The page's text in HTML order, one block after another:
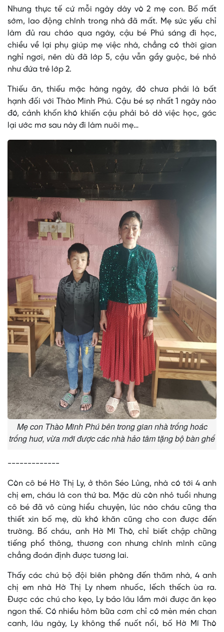
Nhưng thực tế cứ mỗi ngày dày vò 2 mẹ con. Bố mất
sớm, lao động chính trong nhà đã mất. Mẹ sức yếu chỉ
làm đủ rau cháo qua ngày, cậu bé Phú sáng đi học,
chiều về lại phụ giúp mẹ việc nhà, chẳng có thời gian
nghỉ ngơi, nên dù đã lớp 5, cậu vẫn gầy guộc, bé nhỏ
như đứa trẻ lớp 2.
Thiếu ăn, thiếu mặc hàng ngày, đó chưa phải là bất
hạnh đối với Thào Minh Phú. Cậu bé sợ nhất 1 ngày nào
đó, cảnh khốn khó khiến cậu phải bỏ dở việc học, gác
lại ước mơ sau này đi làm nuôi mẹ…
Mẹ con Thào Minh Phú bên trong gian nhà trống hoác
trống huơ, vừa mới được các nhà hảo tâm tặng bộ bàn ghế
-------------
Còn cô bé Hờ Thị Ly, ở thôn Séo Lủng, nhà có tới 4 anh
chị em, cháu là con thứ ba. Mặc dù còn nhỏ tuổi nhưng
cô bé đã vô cùng hiểu chuyện, lúc nào cháu cũng tha
thiết xin bố mẹ, dù khó khăn cũng cho con được đến
trường. Bố cháu, anh Hờ Mí Thò, chỉ biết chập chững
tiếng phổ thông, thương con nhưng chính mình cũng
chẳng đoán định được tương lai.
Thấy các chú bộ đội biên phòng đến thăm nhà, 4 anh
chị em nhà Hờ Thị Ly nhem nhuốc, lếch thếch ùa ra.
Được các chú cho kẹo, Ly bảo lâu lắm mới được ăn kẹo
ngon thế. Có nhiều hôm bữa cơm chỉ có mèn mén chan
canh, lâu ngày, Ly không thể nuốt nổi, bố Hờ Mí Thò